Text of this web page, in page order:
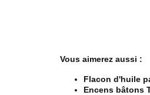
Vous aimerez aussi :
Flacon d'huile
Encens bâtons